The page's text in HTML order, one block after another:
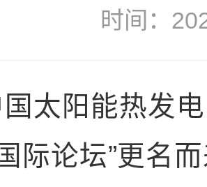
时间：
阳能热发电
际论坛”更名